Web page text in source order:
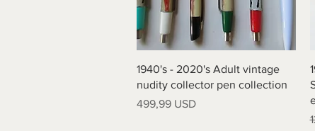
Vista rapida
1940's - 2020's Adult vintage
nudity collector pen collection
Prezzo
499,99 USD